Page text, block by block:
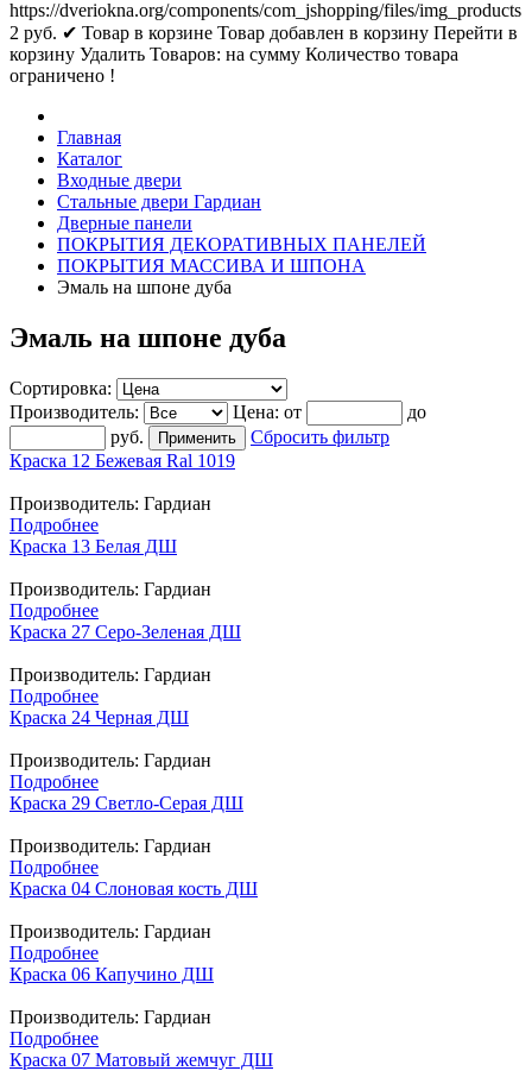
https://dveriokna.org/components/com_jshopping/files/img_products
2 руб. ✔ Товар в корзине Товар добавлен в корзину Перейти в
корзину Удалить Товаров: на сумму Количество товара
ограничено !
Главная
Каталог
Входные двери
Стальные двери Гардиан
Дверные панели
ПОКРЫТИЯ ДЕКОРАТИВНЫХ ПАНЕЛЕЙ
ПОКРЫТИЯ МАССИВА И ШПОНА
Эмаль на шпоне дуба
Эмаль на шпоне дуба
Сортировка:
Производитель:
Цена: от
до
руб.
Сбросить фильтр
Краска 12 Бежевая Ral 1019
Производитель: Гардиан
Подробнее
Краска 13 Белая ДШ
Производитель: Гардиан
Подробнее
Краска 27 Серо-Зеленая ДШ
Производитель: Гардиан
Подробнее
Краска 24 Черная ДШ
Производитель: Гардиан
Подробнее
Краска 29 Светло-Серая ДШ
Производитель: Гардиан
Подробнее
Краска 04 Слоновая кость ДШ
Производитель: Гардиан
Подробнее
Краска 06 Капучино ДШ
Производитель: Гардиан
Подробнее
Краска 07 Матовый жемчуг ДШ